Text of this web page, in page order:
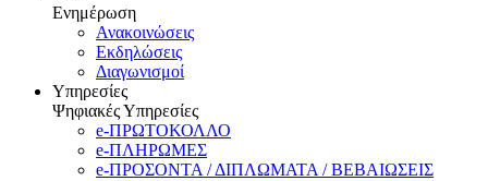
Ενημέρωση
Ανακοινώσεις
Εκδηλώσεις
Διαγωνισμοί
Υπηρεσίες
Ψηφιακές Υπηρεσίες
e-ΠΡΩΤΟΚΟΛΛΟ
e-ΠΛΗΡΩΜΕΣ
e-ΠΡΟΣΟΝΤΑ / ΔΙΠΛΩΜΑΤΑ / ΒΕΒΑΙΩΣΕΙΣ